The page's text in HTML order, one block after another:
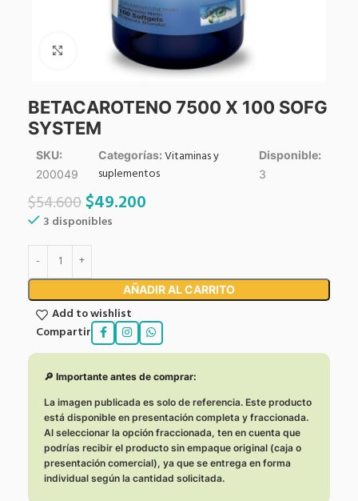
Click to enlarge
BETACAROTENO 7500 X 100 SOFG
SYSTEM
SKU:
200049
Categorías:Vitaminas y
suplementos
Disponible:
3
$54.600$49.200
3 disponibles
AÑADIR AL CARRITO
Add to wishlist
Compartir
🔎 Importante antes de comprar:
La imagen publicada es solo de referencia. Este producto
está disponible en presentación completa y fraccionada.
Al seleccionar la opción fraccionada, ten en cuenta que
podrías recibir el producto sin empaque original (caja o
presentación comercial), ya que se entrega en forma
individual según la cantidad solicitada.